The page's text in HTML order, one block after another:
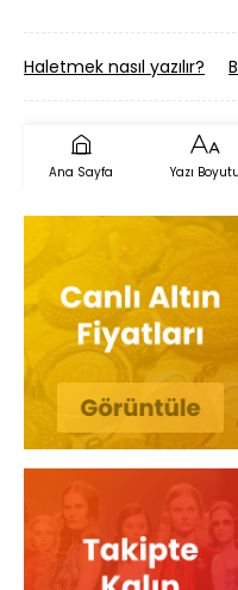
Haletmek nasıl yazılır?
Ana Sayfa Yazı Boyutu